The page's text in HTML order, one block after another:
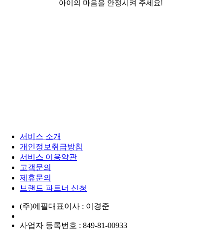
아이의 마음을 안정시켜 주세요!
서비스 소개
개인정보취급방침
서비스 이용약관
고객문의
제휴문의
브랜드 파트너 신청
(주)에필대표이사 : 이경준
사업자 등록번호 : 849-81-00933